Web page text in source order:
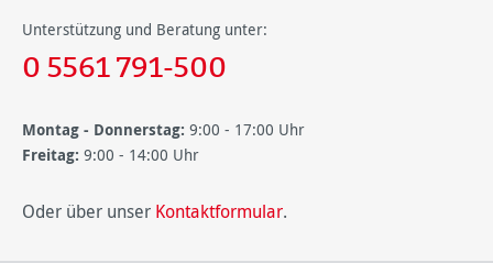
Unterstützung und Beratung unter:
0 5561 791-500
Montag - Donnerstag: 9:00 - 17:00 Uhr
Freitag: 9:00 - 14:00 Uhr
Oder über unser Kontaktformular.